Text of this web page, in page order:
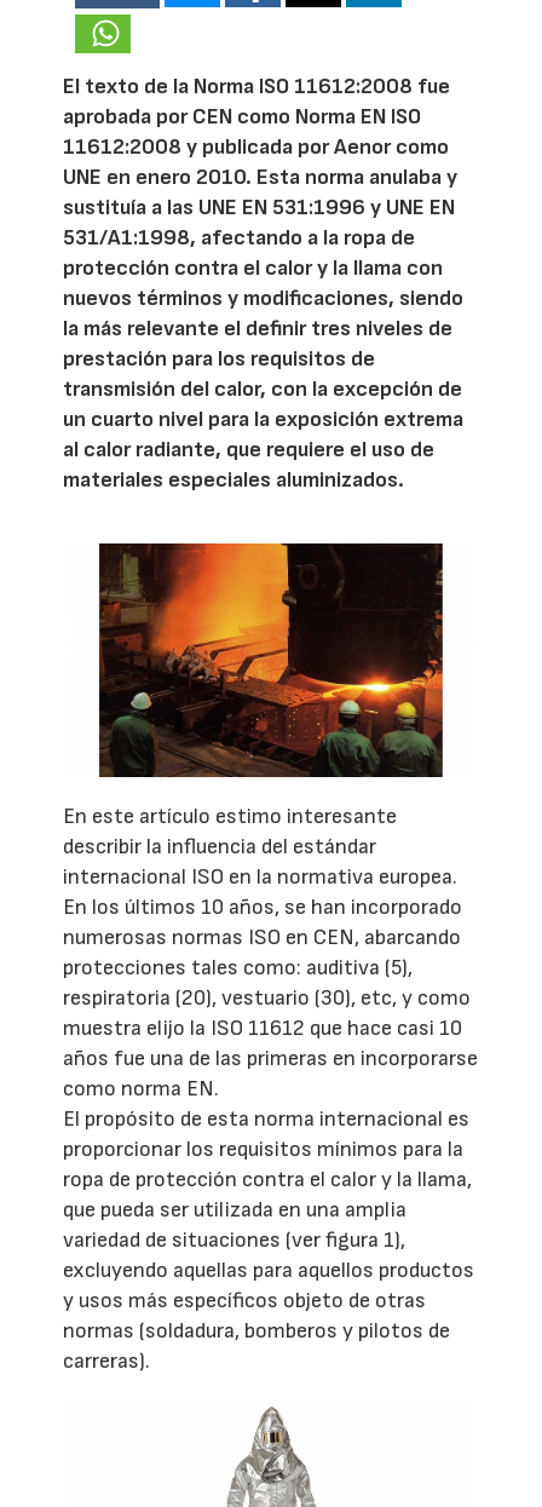
El texto de la Norma ISO 11612:2008 fue
aprobada por CEN como Norma EN ISO
11612:2008 y publicada por Aenor como
UNE en enero 2010. Esta norma anulaba y
sustituía a las UNE EN 531:1996 y UNE EN
531/A1:1998, afectando a la ropa de
protección contra el calor y la llama con
nuevos términos y modificaciones, siendo
la más relevante el definir tres niveles de
prestación para los requisitos de
transmisión del calor, con la excepción de
un cuarto nivel para la exposición extrema
al calor radiante, que requiere el uso de
materiales especiales aluminizados.
En este artículo estimo interesante
describir la influencia del estándar
internacional ISO en la normativa europea.
En los últimos 10 años, se han incorporado
numerosas normas ISO en CEN, abarcando
protecciones tales como: auditiva (5),
respiratoria (20), vestuario (30), etc, y como
muestra elijo la ISO 11612 que hace casi 10
años fue una de las primeras en incorporarse
como norma EN.
El propósito de esta norma internacional es
proporcionar los requisitos mínimos para la
ropa de protección contra el calor y la llama,
que pueda ser utilizada en una amplia
variedad de situaciones (ver figura 1),
excluyendo aquellas para aquellos productos
y usos más específicos objeto de otras
normas (soldadura, bomberos y pilotos de
carreras).